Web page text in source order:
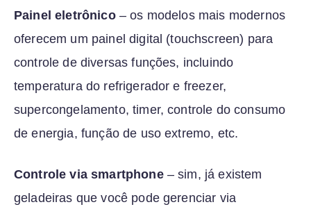
Painel eletrônico– os modelos mais modernos
oferecem um painel digital (touchscreen) para
controle de diversas funções, incluindo
temperatura do refrigerador e freezer,
supercongelamento, timer, controle do consumo
de energia, função de uso extremo, etc.
Controle via smartphone– sim, já existem
geladeiras que você pode gerenciar via